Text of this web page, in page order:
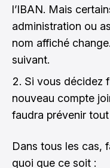
l’IBAN. Mais
administration ou
nom affiché
suivant.
Si vous décidez
nouveau compte
faudra prévenir
Dans tous les cas,
quoi que ce soit :